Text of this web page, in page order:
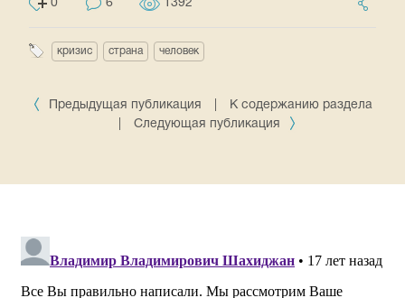
0 6 1392
кризис страна человек
Предыдущая публикация
К содержанию раздела
Следующая публикация